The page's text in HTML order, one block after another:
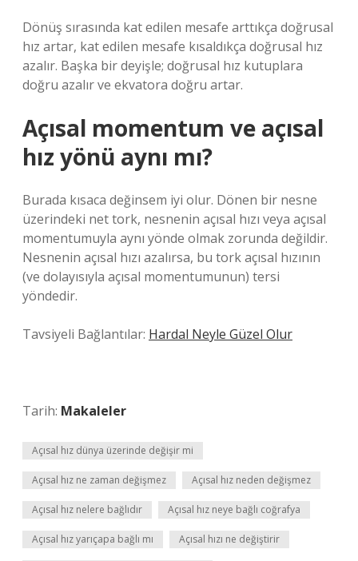
Dönüş sırasında kat edilen mesafe arttıkça doğrusal
hız artar, kat edilen mesafe kısaldıkça doğrusal hız
azalır. Başka bir deyişle; doğrusal hız kutuplara
doğru azalır ve ekvatora doğru artar.
Açısal momentum ve açısal
hız yönü aynı mı?
Burada kısaca değinsem iyi olur. Dönen bir nesne
üzerindeki net tork, nesnenin açısal hızı veya açısal
momentumuyla aynı yönde olmak zorunda değildir.
Nesnenin açısal hızı azalırsa, bu tork açısal hızının
(ve dolayısıyla açısal momentumunun) tersi
yöndedir.
Tavsiyeli Bağlantılar: Hardal Neyle Güzel Olur
Tarih: Makaleler
Açısal hız dünya üzerinde değişir mi
Açısal hız ne zaman değişmez Açısal hız neden değişmez
Açısal hız nelere bağlıdır Açısal hız neye bağlı coğrafya
Açısal hız yarıçapa bağlı mı Açısal hızı ne değiştirir